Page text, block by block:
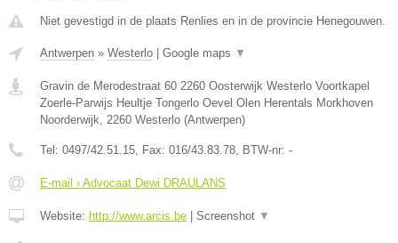
Niet gevestigd in de plaats Renlies en in de provincie Henegouwen.
Antwerpen » Westerlo | Google maps ▼
Gravin de Merodestraat 60 2260 Oosterwijk Westerlo Voortkapel
Zoerle-Parwijs Heultje Tongerlo Oevel Olen Herentals Morkhoven
Noorderwijk
2260 Westerlo (Antwerpen)
Tel: 0497/42.51.15 , Fax: 016/43.83.78 , BTW-nr: -
E-mail › Advocaat Dewi DRAULANS
Website: http://www.arcis.be | Screenshot ▼